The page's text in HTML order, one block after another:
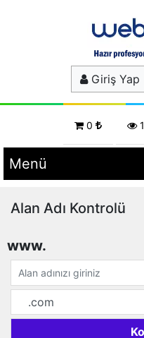
Giriş Yap
0 1
Menü
Alan Adı Kontrolü
www.